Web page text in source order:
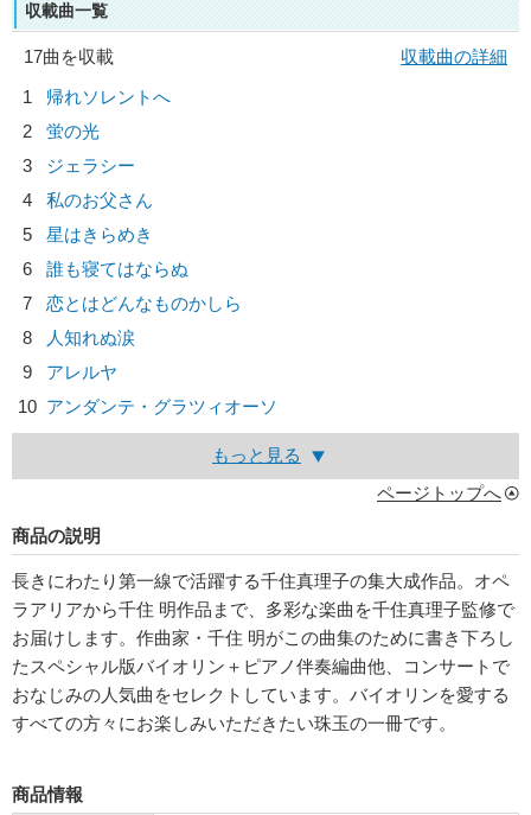
収載曲一覧
17曲を収載
収載曲の詳細
1
帰れソレントへ
2
蛍の光
3
ジェラシー
4
私のお父さん
5
星はきらめき
6
誰も寝てはならぬ
7
恋とはどんなものかしら
8
人知れぬ涙
9
アレルヤ
10 アンダンテ・グラツィオーソ
もっと見る
ページトップへ
商品の説明
長きにわたり第一線で活躍する千住真理子の集大成作品。オペ
ラアリアから千住 明作品まで、多彩な楽曲を千住真理子監修で
お届けします。作曲家・千住 明がこの曲集のために書き下ろし
たスペシャル版バイオリン＋ピアノ伴奏編曲他、コンサートで
おなじみの人気曲をセレクトしています。バイオリンを愛する
すべての方々にお楽しみいただきたい珠玉の一冊です。
商品情報